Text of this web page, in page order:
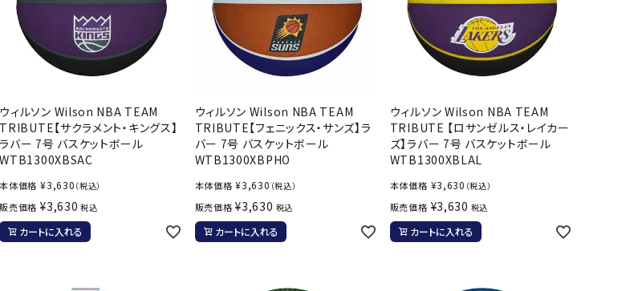
ジュニアレプリカ商品
サッカーボール
フットサルボール
サッカーバッグ
少年野球スパイク・シューズ
野球ウェア
ジュニア野球ウェア
ユニフォーム・練習着
インナーグローブ（守備用手袋）
その他手袋
メンテナンス用品
ソックス・ストッキング
その他アクセサリー
テニスウェア
キャップ・バイザー
ソックス
ボール（テニス）
ランニング
ンニング
スパイク
・フットサルトレーニン
サッカー・フットサルト
グシューズ
イク・シューズ
スパイク・シューズ
トボールシューズ
トートバッグ
ショルダーバッグ
ボディー・ウエストバッグ
テニスバッグ
その他バッグ
テニス・バドミントンソックス
野球ソックス
バスケットソックス
トレッキングソックス
ラグビーソックス
トレーニング・ジム・カジュアル
ハット
サンバイザー
ニット帽・ビーニー
CEP Chacott Champion Columbia CONVERSE DA MISS
DESCENTE FINTA Foxfire G-FIT gol. GOSEN
HEAD
HELLY
HANSEN
HOKA hummel JFIT
ウィルソン Wilson NBA TEAM
TRIBUTE【サクラメント・キングス】
ラバー 7号 バスケットボール
WTB1300XBSAC
本体価格 ¥3,630 （税込）
販売価格 ¥3,630 税込
カートに入れる
ウィルソン Wilson NBA TEAM
TRIBUTE【フェニックス・サンズ】ラ
バー 7号 バスケットボール
WTB1300XBPHO
本体価格 ¥3,630 （税込）
販売価格 ¥3,630 税込
カートに入れる
ウィルソン Wilson NBA TEAM
TRIBUTE 【ロサンゼルス・レイカー
ズ】ラバー 7号 バスケットボール
WTB1300XBLAL
本体価格 ¥3,630 （税込）
販売価格 ¥3,630 税込
カートに入れる